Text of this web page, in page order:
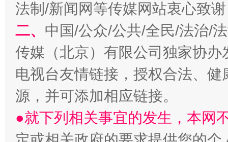
受贿1.44亿！段成刚被判无期
法制/新闻网等传媒网站衷心致
二、 中国/公众/公共/全民/法治/
传媒（北京）有限公司独家协
电视台友情链接，授权合法、
源，并可添加相应链接。
●就下列相关事宜的发生，本网